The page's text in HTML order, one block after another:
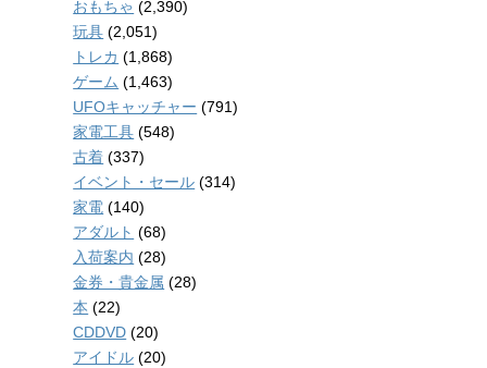
おもちゃ (2,390)
玩具 (2,051)
トレカ (1,868)
ゲーム (1,463)
UFOキャッチャー (791)
家電工具 (548)
古着 (337)
イベント・セール (314)
家電 (140)
アダルト (68)
入荷案内 (28)
金券・貴金属 (28)
本 (22)
CDDVD (20)
アイドル (20)